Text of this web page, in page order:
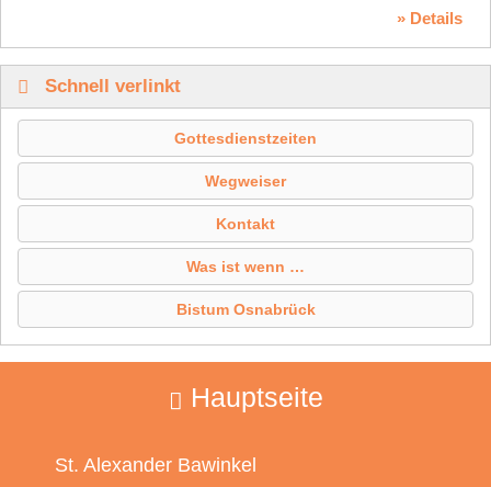
» Details
Schnell verlinkt
Gottesdienstzeiten
Wegweiser
Kontakt
Was ist wenn …
Bistum Osnabrück
Hauptseite
St. Alexander Bawinkel